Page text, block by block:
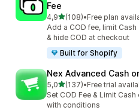
Fee
4,9de 5 estrelas
(108)
108 total de avaliações
•Free plan
Add a COD fee, limit
& hide COD at checkout
Built for Shopify
Nex Advanced Cash
5,0de 5 estrelas
(137)
137 total de avaliações
•Free trial
Set COD Fee & Limit
with conditions